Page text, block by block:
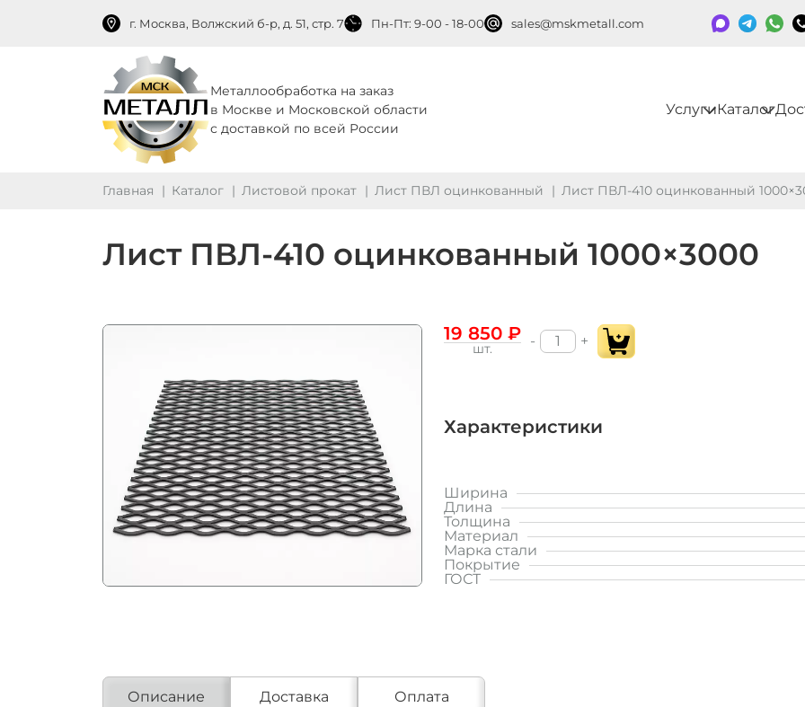
г. Москва, Волжский б-р, д. 51, стр. 7 Пн-Пт: 9-00 - 18-00 sales@mskmetall.com
Металлообработка на заказ
в Москве и Московской области
с доставкой по всей России
УслугиКаталог
Главная Каталог Листовой прокат Лист ПВЛ оцинкованный Лист ПВЛ‑410 оцинкованный
Лист ПВЛ‑410 оцинкованный 1000×3000
19 850 ₽
шт. - +
Характеристики
Ширина
Длина
Толщина
Материал
Марка стали
Покрытие
ГОСТ
Описание Доставка Оплата